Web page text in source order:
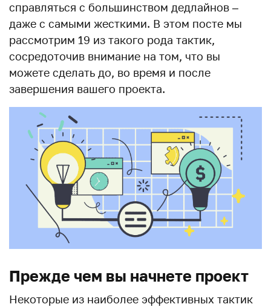
справляться с большинством дедлайнов –
даже с самыми жесткими. В этом посте мы
рассмотрим 19 из такого рода тактик,
сосредоточив внимание на том, что вы
можете сделать до, во время и после
завершения вашего проекта.
Прежде чем вы начнете проект
Некоторые из наиболее эффективных тактик